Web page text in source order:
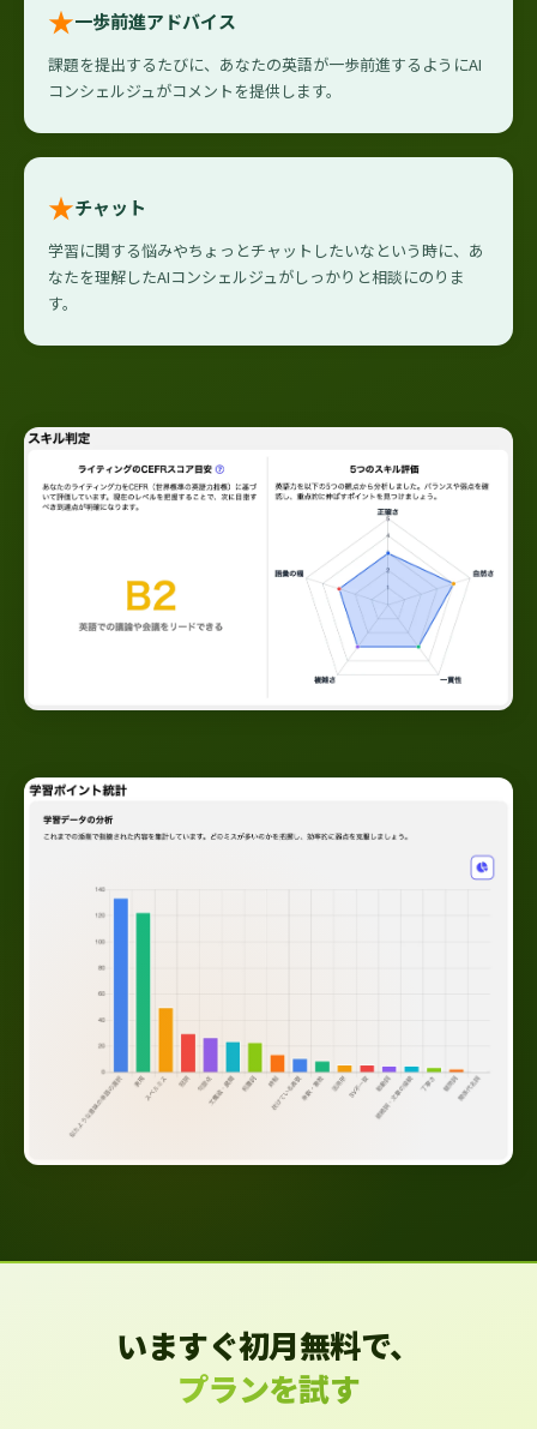
★一歩前進アドバイス
課題を提出するたびに、あなたの英語が一歩前進するようにAI
コンシェルジュがコメントを提供します。
★チャット
学習に関する悩みやちょっとチャットしたいなという時に、あ
なたを理解したAIコンシェルジュがしっかりと相談にのりま
す。
いますぐ初月無料で、
プランを試す